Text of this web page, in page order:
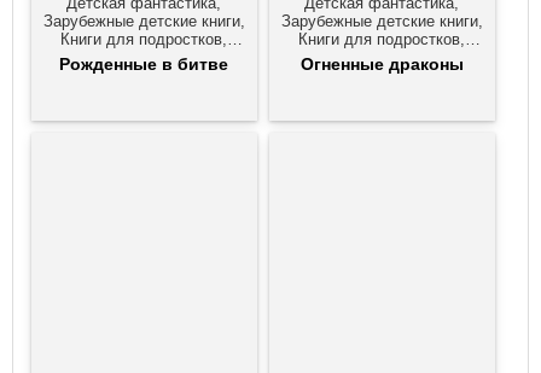
Зарубежные детские книги,
Книги для подростков,
Фэнтези про драконов
Рожденные в битве
Зарубежные детские книги,
Книги для подростков,
Фэнтези про драконов
Огненные драконы